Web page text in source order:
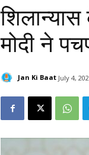
मोदी ने
Jan Ki Baat July 4,